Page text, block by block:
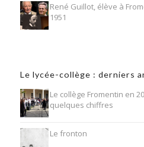
René Guillot, élève à
1951
Le lycée-collège : derniers
Le collège Fromentin en
quelques chiffres
Le fronton